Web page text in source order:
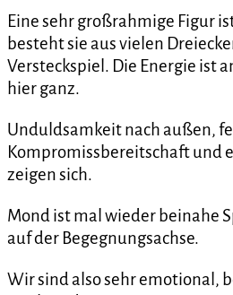
Eine sehr großrahmige Figur
besteht sie aus vielen
Versteckspiel. Die Energie ist
hier ganz.
Unduldsamkeit nach außen,
Kompromissbereitschaft und
zeigen sich.
Mond ist mal wieder beinahe
auf der Begegnungsachse.
Wir sind also sehr emotional,